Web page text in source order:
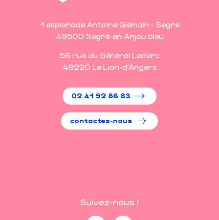
1 esplanade Antoine Glémain - Segré
49500 Segré-en-Anjou bleu
56 rue du Général Leclerc
49220 Le Lion-d'Angers
02 41 92 86 83
contactez-nous
Suivez-nous !